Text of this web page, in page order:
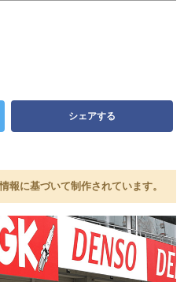
シェアする
報に基づいて制作されています。